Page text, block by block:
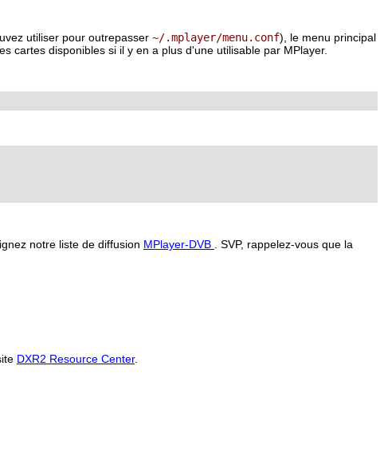
utiliser pour outrepasser ~/.mplayer/menu.conf), le menu principal
cartes disponibles si il y en a plus d'une utilisable par MPlayer.
notre liste de diffusion MPlayer-DVB . SVP, rappelez-vous que la
DXR2 Resource Center.